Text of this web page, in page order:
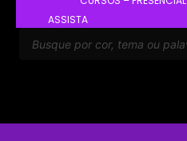
ASSISTA
produtos